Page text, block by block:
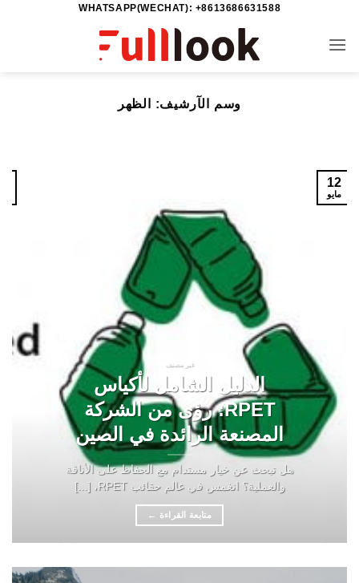
WHATSAPP(WECHAT): +8613686631588
وسم الآرشيف: الظهر
غير مصنف
الدليل الشامل لأكياس
RPET: رؤى من الشركة
المصنعة الرائدة في الصين
هل تبحث عن خيار مستدام مع الحفاظ على الأناقة
والعملية؟ انغمس في عالم حقائب RPET، [...]
متابعة القراءة ←
12
مايو